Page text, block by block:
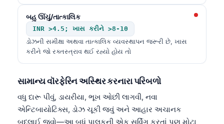
બહુ ઊંચું/તાત્કાલિક
INR >4.5; ખાસ કરીને >8-10
ડોઝની સમીક્ષા અથવા તાત્કાલિક વ્યવસ્થાપન જરૂરી છે, ખાસ
કરીને જો રક્તસ્ત્રાવ થઈ રહ્યો હોય તો
સામાન્ય વૉરફેરિન અસ્થિર કરનારા પરિબળો
વધુ દારૂ પીવું, ડાયરીયા, ભૂખ ઓછી લાગવી, નવા
એન્ટિબાયોટિક્સ, ડોઝ ચૂકી જવું અને આહાર અચાનક
બદલાઈ જવો—આ બધું પાલકની એક સર્વિંગ કરતાં પણ મોટા